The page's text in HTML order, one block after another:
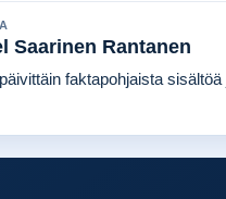
Saarinen Rantanen
faktapohjaista